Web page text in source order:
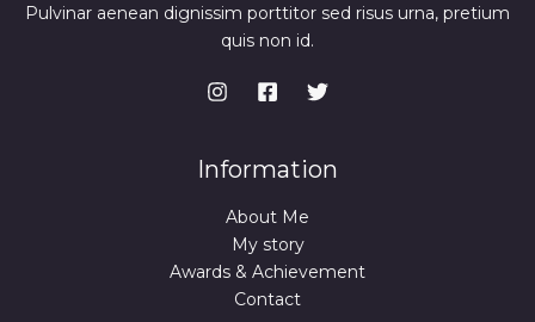
Pulvinar aenean dignissim porttitor sed risus urna, pretium
quis non id.
Information
About Me
My story
Awards & Achievement
Contact